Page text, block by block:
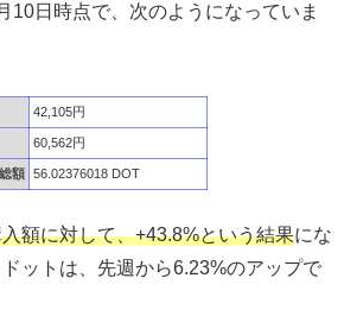
10日時点で、次のようになっていま
42,105円
60,562円
額 56.02376018 DOT
額に対して、+43.8%という結果にな
ットは、先週から6.23%のアップで